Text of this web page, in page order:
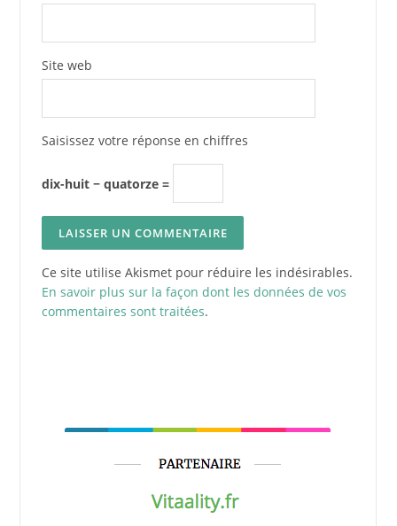
Site web
Saisissez votre réponse en chiffres
dix-huit − quatorze =
Ce site utilise Akismet pour réduire les indésirables.
En savoir plus sur la façon dont les données de vos
commentaires sont traitées.